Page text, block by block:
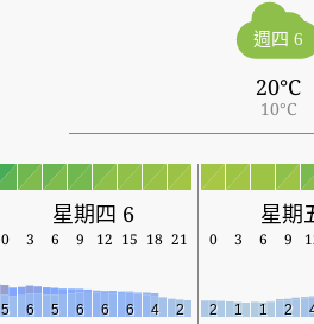
週四 6
20°C
10°C
星期四 6 星期
0 3 6 9 12 15 18 21 0 3 6 9
5 6 5 6 6 6 4 2 2 1 1 2